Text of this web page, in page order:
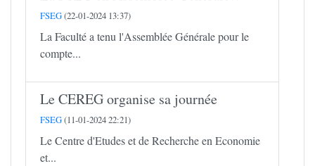
FSEG(22-01-2024 13:37)
La Faculté a tenu l'Assemblée Générale pour le
compte...
Le CEREG organise sa journée
FSEG(11-01-2024 22:21)
Le Centre d'Etudes et de Recherche en Economie
et...